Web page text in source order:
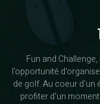
Fun and
l'opportunité
de golf. Au coeur d'un
profiter d'un